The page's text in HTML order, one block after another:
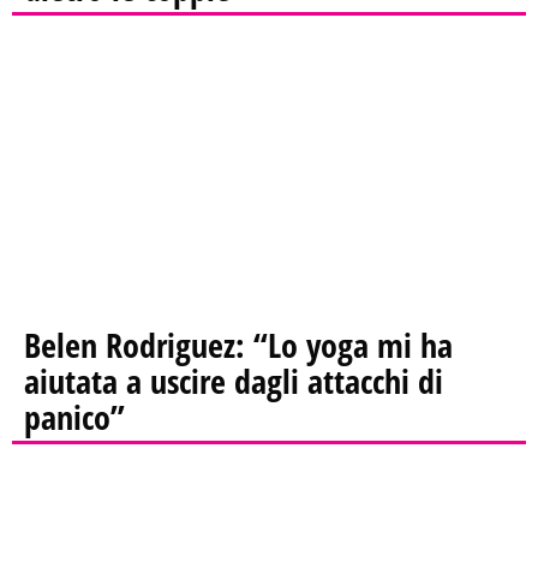
Belen Rodriguez: “Lo yoga mi ha
aiutata a uscire dagli attacchi di
panico”